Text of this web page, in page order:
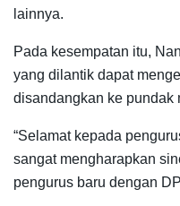
lainnya.
Pada kesempatan itu,
yang dilantik dapat
disandangkan ke pundak
“Selamat kepada
sangat mengharapkan
pengurus baru dengan